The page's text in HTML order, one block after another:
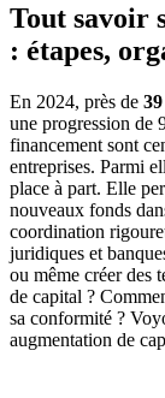
Tout savoir
: étapes,
En 2024, près de
une progression de
financement sont
entreprises. Parmi
place à part. Elle
nouveaux fonds
coordination
juridiques et
ou même créer des
de capital ?
sa conformité ?
augmentation de